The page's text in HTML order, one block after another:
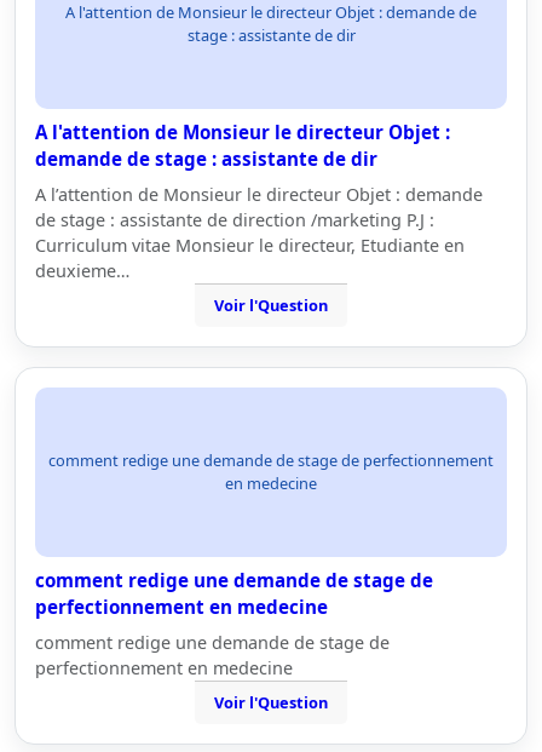
A l'attention de Monsieur le directeur Objet : demande de
stage : assistante de dir
A l'attention de Monsieur le directeur Objet :
demande de stage : assistante de dir
A l’attention de Monsieur le directeur Objet : demande
de stage : assistante de direction /marketing P.J :
Curriculum vitae Monsieur le directeur, Etudiante en
deuxieme…
Voir l'Question
comment redige une demande de stage de perfectionnement
en medecine
comment redige une demande de stage de
perfectionnement en medecine
comment redige une demande de stage de
perfectionnement en medecine
Voir l'Question